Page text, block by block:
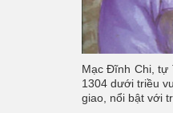
Mạc Đĩnh Chi, tự
1304 dưới triều
giao, nổi bật với